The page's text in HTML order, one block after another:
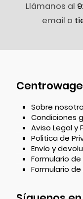
Llámanos al
email a
Sobre
Condiciones
Aviso Legal y
Politica de
Envío y
Formulario
Formulario